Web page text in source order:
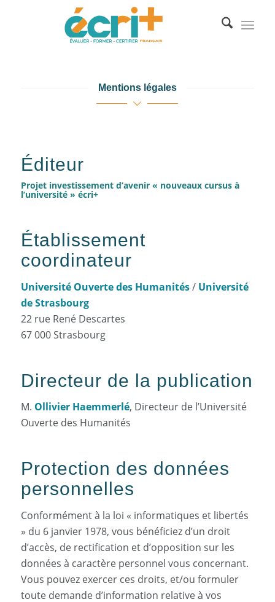
Mentions légales
Éditeur
Projet investissement d’avenir « nouveaux cursus à
l’université » écri+
Établissement
coordinateur
Université Ouverte des Humanités/ Université
de Strasbourg
22 rue René Descartes
67 000 Strasbourg
Directeur de la publication
M. Ollivier Haemmerlé, Directeur de l’Université
Ouverte des Humanités
Protection des données
personnelles
Conformément à la loi « informatiques et libertés
» du 6 janvier 1978, vous bénéficiez d’un droit
d’accès, de rectification et d’opposition sur les
données à caractère personnel vous concernant.
Vous pouvez exercer ces droits, et/ou formuler
toute demande d’information relative à vos